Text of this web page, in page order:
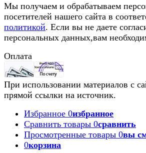
Мы получаем и обрабатываем
посетителей нашего сайта в
политикой. Если вы не даете
персональных данных,вам
Оплата
При использовании материалов с
прямой ссылки на источник.
Избранное 0избранное
Сравнить товары 0сравнить
Просмотренные товары 0вы
0корзина